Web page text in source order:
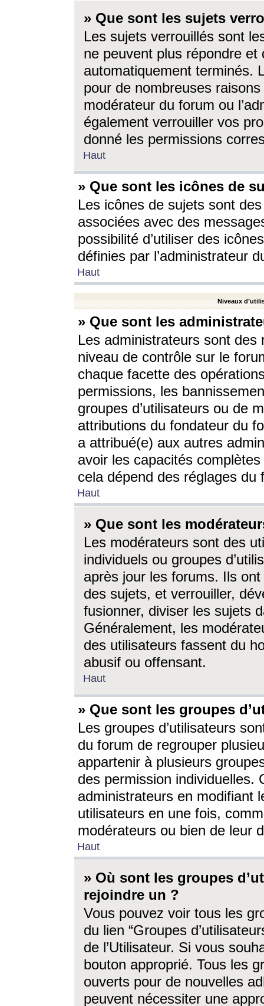
» Que sont les sujets
Les sujets verrouillés sont
ne peuvent plus répondre
automatiquement terminés.
pour de nombreuses
modérateur du forum ou
également verrouiller vos
donné les permissions
Haut
» Que sont les icônes de
Les icônes de sujets sont
associées avec des
possibilité d’utiliser des
définies par l’administrateur
Haut
Niveaux
» Que sont les
Les administrateurs sont
niveau de contrôle sur le
chaque facette des
permissions, les
groupes d’utilisateurs ou de
attributions du fondateur du
a attribué(e) aux autres
avoir les capacités
cela dépend des réglages du
Haut
» Que sont les
Les modérateurs sont des
individuels ou groupes
après jour les forums. Ils ont
des sujets, et verrouiller,
fusionner, diviser les sujets
Généralement, les
des utilisateurs fassent du
abusif ou offensant.
Haut
» Que sont les groupes
Les groupes d’utilisateurs
du forum de regrouper
appartenir à plusieurs
des permission individuelles.
administrateurs en modifiant
utilisateurs en une fois,
modérateurs ou bien de leur
Haut
» Où sont les groupes
rejoindre un ?
Vous pouvez voir tous les
du lien “Groupes
de l’Utilisateur. Si vous
bouton approprié. Tous les
ouverts pour de nouvelles
peuvent nécessiter une